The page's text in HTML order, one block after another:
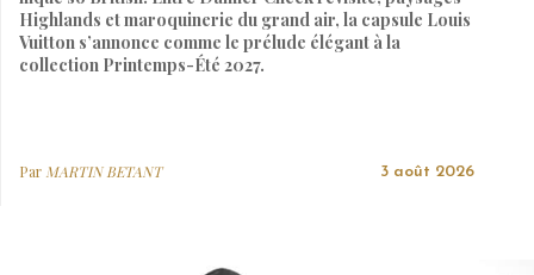
Highlands et maroquinerie du grand air, la capsule Louis
Vuitton s’annonce comme le prélude élégant à la
collection Printemps-Été 2027.
Par MARTIN BETANT 3 août 2026